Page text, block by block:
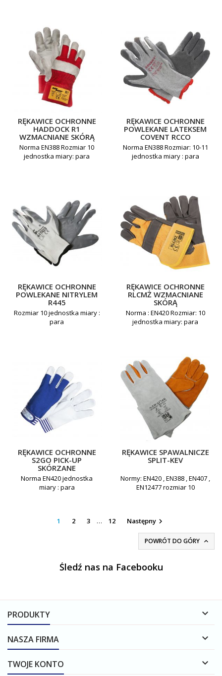
RĘKAWICE OCHRONNE
HADDOCK R1
WZMACNIANE SKÓRĄ
Norma EN388 Rozmiar 10
jednostka miary: para
RĘKAWICE OCHRONNE
POWLEKANE LATEKSEM
COVENT RCCO
Norma EN388 Rozmiar: 10-11
jednostka miary : para
RĘKAWICE OCHRONNE
POWLEKANE NITRYLEM
R445
Rozmiar 10 jednostka miary :
para
RĘKAWICE OCHRONNE
RLCMŻ WZMACNIANE
SKÓRĄ
Norma : EN420 Rozmiar: 10
jednostka miary: para
RĘKAWICE OCHRONNE
S2GO PICK-UP
SKÓRZANE
Norma EN420 jednostka
miary : para
RĘKAWICE SPAWALNICZE
SPLIT-KEV
Normy: EN420 , EN388 , EN407 ,
EN12477 rozmiar 10
1 2 3 … 12 Następny 
POWRÓT DO GÓRY 
Śledź nas na Facebooku
PRODUKTY 
NASZA FIRMA 
TWOJE KONTO 